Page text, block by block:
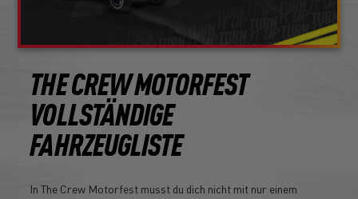
THE CREW MOTORFEST
VOLLSTÄNDIGE
FAHRZEUGLISTE
In The Crew Motorfest musst du dich nicht mit nur einem